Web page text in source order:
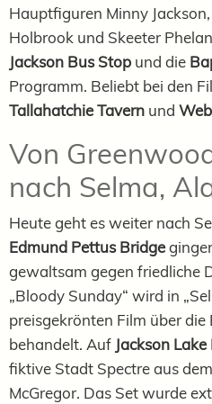
Hauptfiguren Minny
Holbrook und Skeeter
Jackson Bus Stop und die
Programm. Beliebt bei den
Tallahatchie Tavern und
Von
nach Selma,
Heute geht es weiter nach
Edmund Pettus Bridge
gewaltsam gegen friedliche
„Bloody Sunday“ wird in
preisgekrönten Film über
behandelt. Auf Jackson Lake
fiktive Stadt Spectre aus
McGregor. Das Set wurde